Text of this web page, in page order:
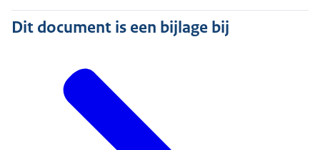
Dit document is een bijlage bij